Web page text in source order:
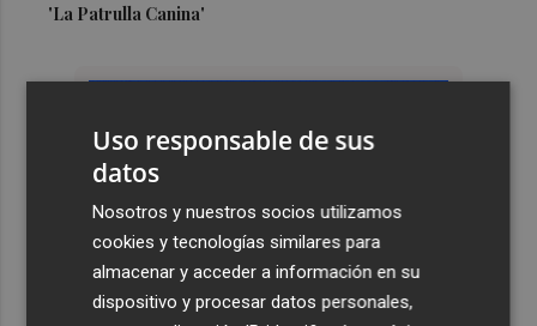
'La Patrulla Canina'
Uso responsable de sus
datos
Nosotros y nuestros socios utilizamos
cookies y tecnologías similares para
almacenar y acceder a información en su
dispositivo y procesar datos personales,